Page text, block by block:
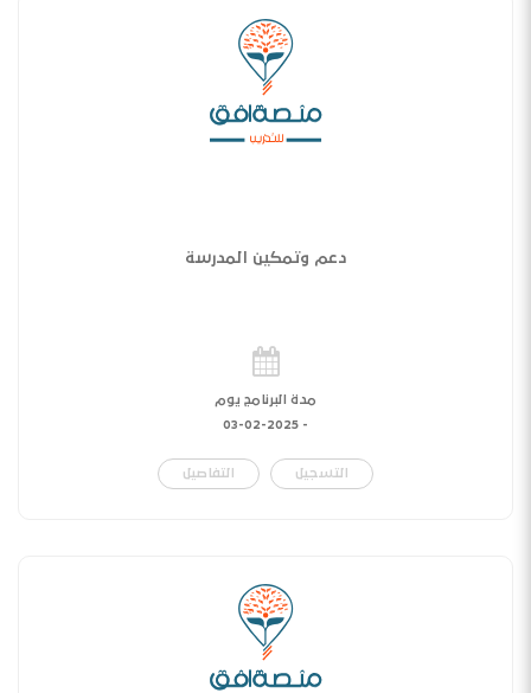
دعم وتمكين المدرسة
مدة البرنامج يوم
-
03-02-2025
التسجيل التفاصيل